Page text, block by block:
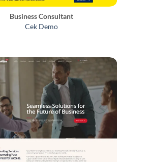
Business Consultant
Cek Demo